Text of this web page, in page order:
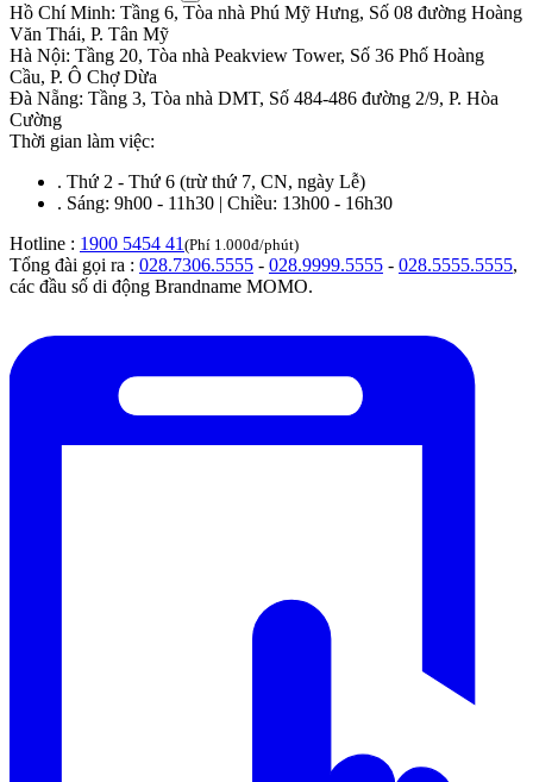
Hồ Chí Minh: Tầng 6, Tòa nhà Phú Mỹ Hưng, Số 08 đường Hoàng
Văn Thái, P. Tân Mỹ
Hà Nội: Tầng 20, Tòa nhà Peakview Tower, Số 36 Phố Hoàng
Cầu, P. Ô Chợ Dừa
Đà Nẵng: Tầng 3, Tòa nhà DMT, Số 484-486 đường 2/9, P. Hòa
Cường
Thời gian làm việc:
. Thứ 2 - Thứ 6 (trừ thứ 7, CN, ngày Lễ)
. Sáng: 9h00 - 11h30 | Chiều: 13h00 - 16h30
Hotline : 1900 5454 41 (Phí 1.000đ/phút)
Tổng đài gọi ra : 028.7306.5555 - 028.9999.5555 - 028.5555.5555,
các đầu số di động Brandname MOMO.